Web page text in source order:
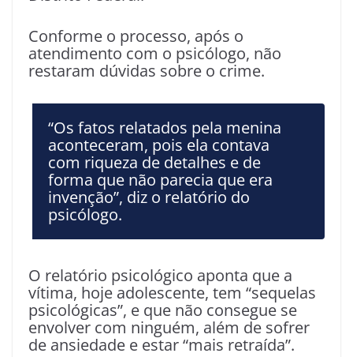
Conforme o processo, após o
atendimento com o psicólogo, não
restaram dúvidas sobre o crime.
“Os fatos relatados pela menina
aconteceram, pois ela contava
com riqueza de detalhes e de
forma que não parecia que era
invenção”, diz o relatório do
psicólogo.
O relatório psicológico aponta que a
vítima, hoje adolescente, tem “sequelas
psicológicas”, e que não consegue se
envolver com ninguém, além de sofrer
de ansiedade e estar “mais retraída”.